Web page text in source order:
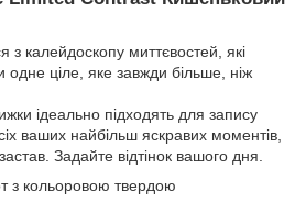
з калейдоскопу миттєвостей, які
ціле, яке завжди більше, ніж
ідеально підходять для запису
ваших найбільш яскравих моментів,
Задайте відтінок вашого дня.
з кольоровою твердою